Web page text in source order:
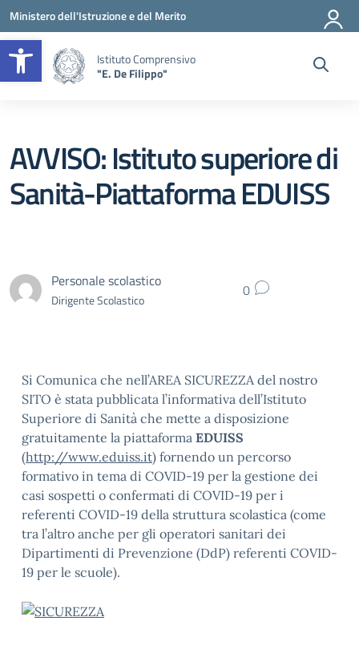
Apri la barra degli strumenti
Vai ai contenuti
Vai al menu di navigazione
Vai al footer
Ministero dell'Istruzione e del Merito
Istituto Comprensivo
"E. De Filippo"
AVVISO: Istituto superiore di
Sanità-Piattaforma EDUISS
Personale scolastico
Dirigente Scolastico 0
Si Comunica che nell’AREA SICUREZZA del nostro
SITO è stata pubblicata l’informativa dell’Istituto
Superiore di Sanità che mette a disposizione
gratuitamente la piattaforma EDUISS
(http://www.eduiss.it) fornendo un percorso
formativo in tema di COVID-19 per la gestione dei
casi sospetti o confermati di COVID-19 per i
referenti COVID-19 della struttura scolastica (come
tra l’altro anche per gli operatori sanitari dei
Dipartimenti di Prevenzione (DdP) referenti COVID-
19 per le scuole).